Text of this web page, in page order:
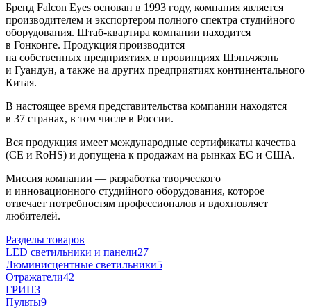
Бренд Falcon Eyes основан в 1993 году, компания является
производителем и экспортером полного спектра студийного
оборудования. Штаб-квартира компании находится
в Гонконге. Продукция производится
на собственных предприятиях в провинциях Шэньчжэнь
и Гуандун, а также на других предприятиях континентального
Китая.
В настоящее время представительства компании находятся
в 37 странах, в том числе в России.
Вся продукция имеет международные сертификаты качества
(CE и RoHS) и допущена к продажам на рынках ЕС и США.
Миссия компании — разработка творческого
и инновационного студийного оборудования, которое
отвечает потребностям профессионалов и вдохновляет
любителей.
Разделы товаров
LED светильники и панели27
Люминисцентные светильники5
Отражатели42
ГРИП3
Пульты9